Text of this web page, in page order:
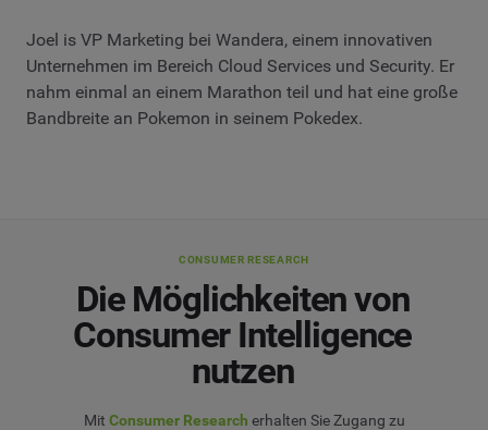
Joel is VP Marketing bei Wandera, einem innovativen
Unternehmen im Bereich Cloud Services und Security. Er
nahm einmal an einem Marathon teil und hat eine große
Bandbreite an Pokemon in seinem Pokedex.
CONSUMER RESEARCH
Die Möglichkeiten von
Consumer Intelligence
nutzen
Mit Consumer Research erhalten Sie Zugang zu